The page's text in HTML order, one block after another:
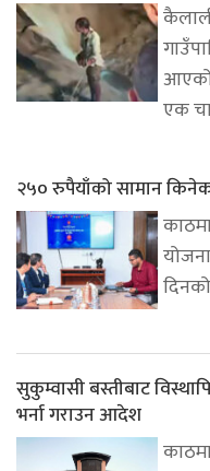
एक
२५० रुपैयाँको सामान
सुकुम्वासी बस्तीबाट
भर्ना गराउन आदेश